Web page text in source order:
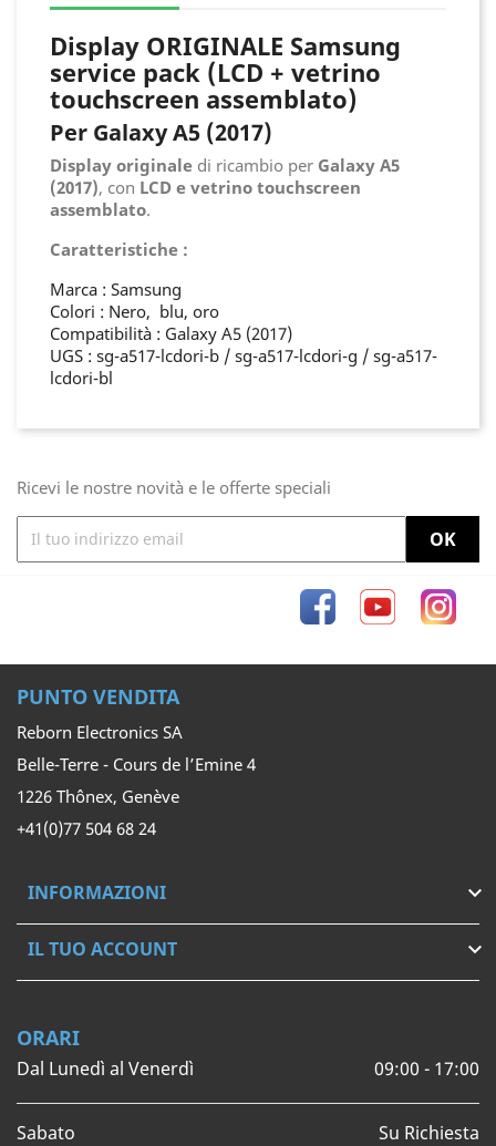
Display ORIGINALE Samsung
service pack (LCD + vetrino
touchscreen assemblato)
Per Galaxy A5 (2017)
Display originale di ricambio per Galaxy A5
(2017), con LCD e vetrino touchscreen
assemblato.
Caratteristiche :
Marca : Samsung
Colori : Nero, blu, oro
Compatibilità : Galaxy A5 (2017)
UGS : sg-a517-lcdori-b / sg-a517-lcdori-g / sg-a517-
lcdori-bl
Ricevi le nostre novità e le offerte speciali
FacebookYouTube
PUNTO VENDITA
Reborn Electronics SA
Belle-Terre - Cours de l’Emine 4
1226 Thônex, Genève
+41(0)77 504 68 24
INFORMAZIONI 
IL TUO ACCOUNT 
ORARI
Dal Lunedì al Venerdì 09:00 - 17:00
Sabato Su Richiesta